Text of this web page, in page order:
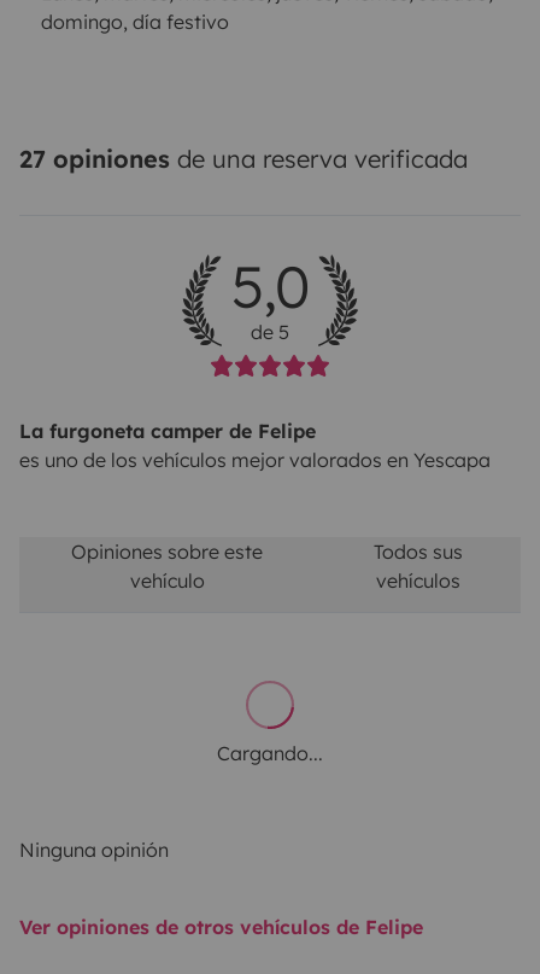
domingo, día festivo
27 opiniones de una reserva verificada
5,0
de 5
La furgoneta camper de Felipe
es uno de los vehículos mejor valorados en Yescapa
Opiniones sobre este
vehículo
Todos sus
vehículos
Cargando...
Ninguna opinión
Ver opiniones de otros vehículos de Felipe